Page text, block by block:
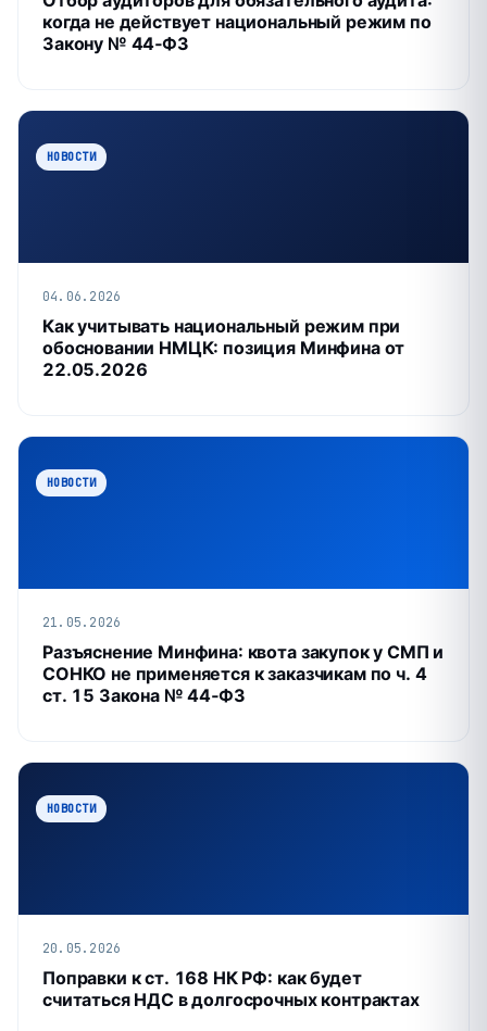
когда не действует национальный режим по
Закону № 44‑ФЗ
НОВОСТИ
04.06.2026
Как учитывать национальный режим при
обосновании НМЦК: позиция Минфина от
22.05.2026
НОВОСТИ
21.05.2026
Разъяснение Минфина: квота закупок у СМП и
СОНКО не применяется к заказчикам по ч. 4
ст. 15 Закона № 44‑ФЗ
НОВОСТИ
20.05.2026
Поправки к ст. 168 НК РФ: как будет
считаться НДС в долгосрочных контрактах